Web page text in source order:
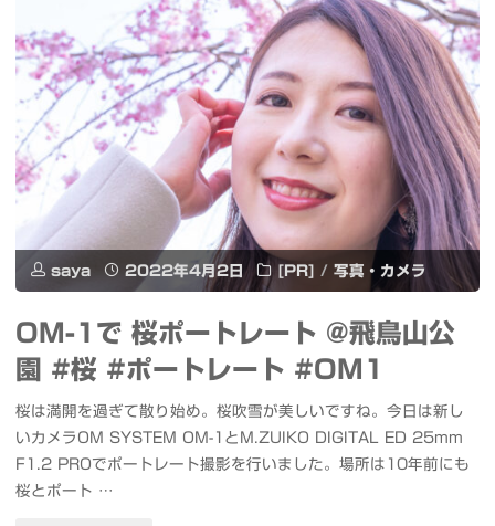
ッ
プ
#
#
足
立
#OM1"
公
園
か
ら
連
峰
#
富
夜
桜
を
昼
間
の
う
撮
影
saya 2022年4月2日 [PR] / 写真・カメラ
OM-1で 桜ポートレート @飛鳥山公
園 #桜 #ポートレート #OM1
桜は満開を過ぎて散り始め。桜吹雪が美しいですね。今日は新し
いカメラOM SYSTEM OM-1とM.ZUIKO DIGITAL ED 25mm
F1.2 PROでポートレート撮影を行いました。場所は10年前にも
桜とポート …